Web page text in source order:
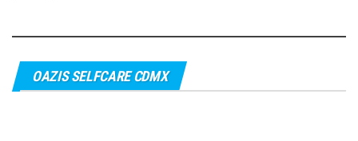
OAZIS SELFCARE CDMX